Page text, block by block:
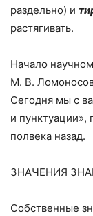
раздельно) и
растягивать.
Начало
М. В.
Сегодня мы с
и пунктуации»,
полвека назад.
ЗНАЧЕНИЯ
Собственные